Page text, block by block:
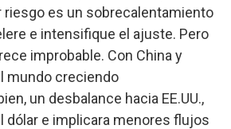
riesgo es un sobrecalentamiento
e intensifique el ajuste. Pero
improbable. Con China y
mundo creciendo
un desbalance hacia EE.UU.,
dólar e implicara menores flujos